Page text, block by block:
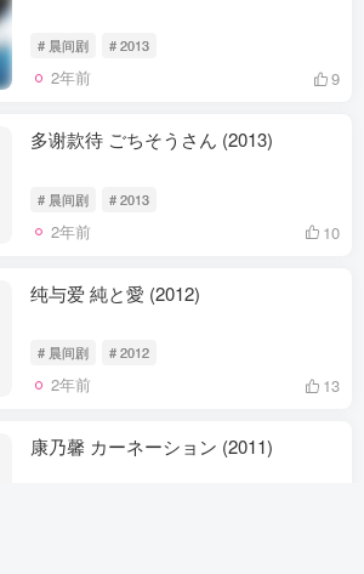
# 晨间剧 # 2013
2年前 9
多谢款待 ごちそうさん (2013)
# 晨间剧 # 2013
2年前 10
纯与爱 純と愛 (2012)
# 晨间剧 # 2012
2年前 13
康乃馨 カーネーション (2011)